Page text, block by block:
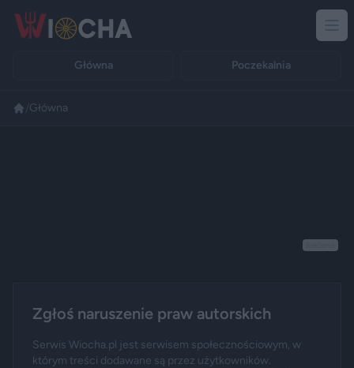
Główna Poczekalnia
Główna
Zgłoś naruszenie praw autorskich
Serwis Wiocha.pl jest serwisem społecznościowym, w
którym treści dodawane są przez użytkowników.